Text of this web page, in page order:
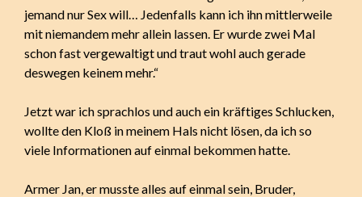
jemand nur Sex will… Jedenfalls kann ich ihn mittlerweile
mit niemandem mehr allein lassen. Er wurde zwei Mal
schon fast vergewaltigt und traut wohl auch gerade
deswegen keinem mehr.“
Jetzt war ich sprachlos und auch ein kräftiges Schlucken,
wollte den Kloß in meinem Hals nicht lösen, da ich so
viele Informationen auf einmal bekommen hatte.
Armer Jan, er musste alles auf einmal sein, Bruder,